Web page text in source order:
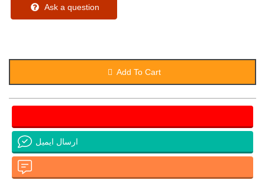
Ask a question
Add To Cart
ارسال ایمیل